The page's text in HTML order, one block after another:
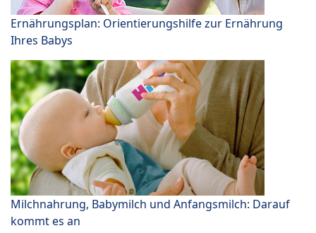
Ernährungsplan: Orientierungshilfe zur Ernährung
Ihres Babys
Milchnahrung, Babymilch und Anfangsmilch: Darauf
kommt es an